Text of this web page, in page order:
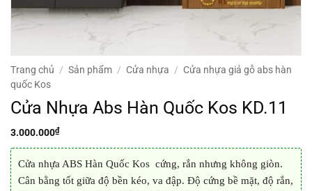
Trang chủ / Sản phẩm / Cửa nhựa / Cửa nhựa giả gỗ abs hàn
quốc Kos
Cửa Nhựa Abs Hàn Quốc Kos KD.11
3.000.000₫
Cửa nhựa ABS Hàn Quốc Kos cứng, rắn nhưng không giòn.
Cân bằng tốt giữa độ bền kéo, va đập. Độ cứng bề mặt, độ rắn,